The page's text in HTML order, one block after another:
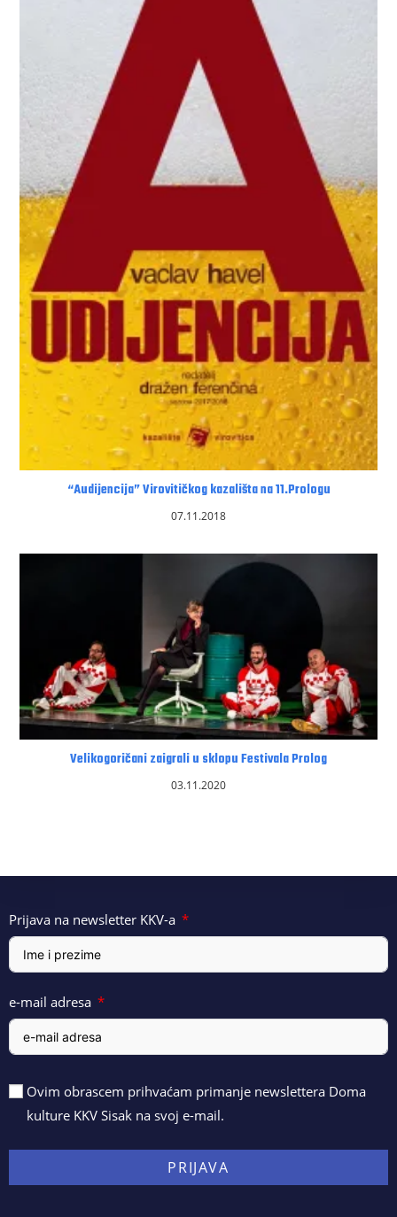
“Audijencija” Virovitičkog kazališta na 11.Prologu
07.11.2018
Velikogoričani zaigrali u sklopu Festivala Prolog
03.11.2020
Prijava na newsletter KKV-a
e-mail adresa
Ovim obrascem prihvaćam primanje newslettera Doma
kulture KKV Sisak na svoj e-mail.
PRIJAVA